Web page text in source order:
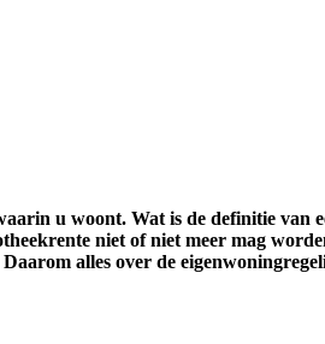
u woont. Wat is de definitie van
niet of niet meer mag
alles over de